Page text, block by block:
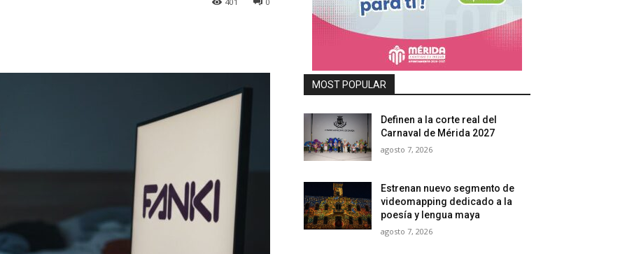
MOST POPULAR
Definen a la corte real del
Carnaval de Mérida 2027
agosto 7, 2026
Estrenan nuevo segmento de
videomapping dedicado a la
poesía y lengua maya
agosto 7, 2026